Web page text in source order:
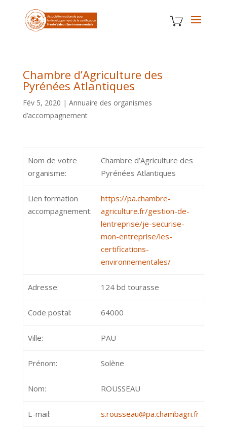
Chambre d’Agriculture des
Pyrénées Atlantiques
Fév 5, 2020 | Annuaire des organismes
d’accompagnement
Nom de votre
organisme:
Chambre d’Agriculture des
Pyrénées Atlantiques
Lien formation
accompagnement:
https://pa.chambre-
agriculture.fr/gestion-de-
lentreprise/je-securise-
mon-entreprise/les-
certifications-
environnementales/
Adresse: 124 bd tourasse
Code postal: 64000
Ville: PAU
Prénom: Solène
Nom: ROUSSEAU
E-mail: s.rousseau@pa.chambagri.fr